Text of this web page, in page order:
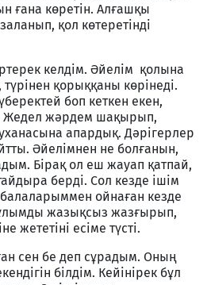
ғана көретін. Алғашқы
қол көтеретінді
келдім. Әйелім қолына
қорыққаны көрінеді.
боп кеткен екен,
Жедел жәрдем шақырып,
апардық. Дәрігерлер
Әйелімнен не болғанын,
Бірақ ол еш жауап қатпай,
берді. Сол кезде ішім
балаларыммен ойнаған кезде
жазықсыз жазғырып,
жететіні есіме түсті.
сен бе деп сұрадым. Оның
білдім. Кейінірек бұл